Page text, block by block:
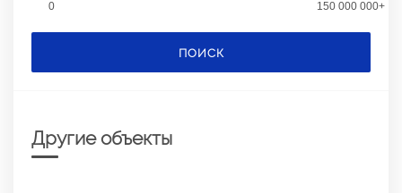
0 150 000 000+
ПОИСК
Другие объекты